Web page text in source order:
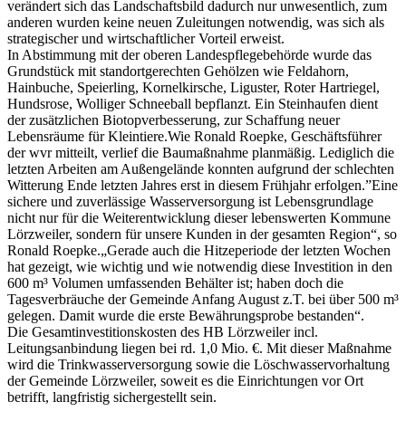
verändert sich das Landschaftsbild dadurch nur unwesentlich, zum
anderen wurden keine neuen Zuleitungen notwendig, was sich als
strategischer und wirtschaftlicher Vorteil erweist.
In Abstimmung mit der oberen Landespflegebehörde wurde das
Grundstück mit standortgerechten Gehölzen wie Feldahorn,
Hainbuche, Speierling, Kornelkirsche, Liguster, Roter Hartriegel,
Hundsrose, Wolliger Schneeball bepflanzt. Ein Steinhaufen dient
der zusätzlichen Biotopverbesserung, zur Schaffung neuer
Lebensräume für Kleintiere.Wie Ronald Roepke, Geschäftsführer
der wvr mitteilt, verlief die Baumaßnahme planmäßig. Lediglich die
letzten Arbeiten am Außengelände konnten aufgrund der schlechten
Witterung Ende letzten Jahres erst in diesem Frühjahr erfolgen.”Eine
sichere und zuverlässige Wasserversorgung ist Lebensgrundlage
nicht nur für die Weiterentwicklung dieser lebenswerten Kommune
Lörzweiler, sondern für unsere Kunden in der gesamten Region“, so
Ronald Roepke.„Gerade auch die Hitzeperiode der letzten Wochen
hat gezeigt, wie wichtig und wie notwendig diese Investition in den
600 m³ Volumen umfassenden Behälter ist; haben doch die
Tagesverbräuche der Gemeinde Anfang August z.T. bei über 500 m³
gelegen. Damit wurde die erste Bewährungsprobe bestanden“.
Die Gesamtinvestitionskosten des HB Lörzweiler incl.
Leitungsanbindung liegen bei rd. 1,0 Mio. €. Mit dieser Maßnahme
wird die Trinkwasserversorgung sowie die Löschwasservorhaltung
der Gemeinde Lörzweiler, soweit es die Einrichtungen vor Ort
betrifft, langfristig sichergestellt sein.